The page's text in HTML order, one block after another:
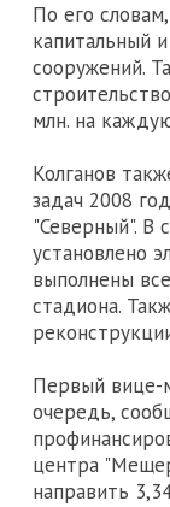
По его
капитальный
сооружений.
млн. на
Колганов
задач 2008
"Северный". В
установлено
выполнены
стадиона.
Первый вице-
очередь,
центра
направить